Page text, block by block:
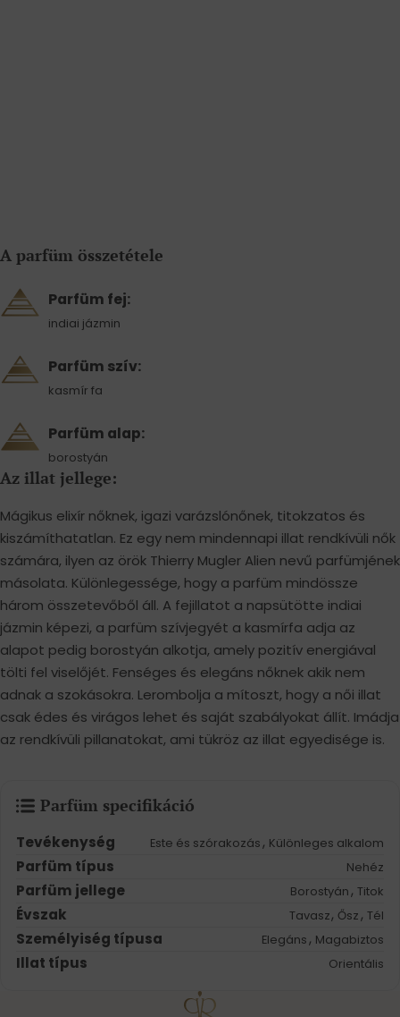
A parfüm összetétele
Parfüm fej:
indiai jázmin
Parfüm szív:
kasmír fa
Parfüm alap:
borostyán
Az illat jellege:
Mágikus elixír nőknek, igazi varázslónőnek, titokzatos és
kiszámíthatatlan. Ez egy nem mindennapi illat rendkívüli nők
számára, ilyen az örök Thierry Mugler Alien nevű parfümjének
másolata. Különlegessége, hogy a parfüm mindössze
három összetevőből áll. A fejillatot a napsütötte indiai
jázmin képezi, a parfüm szívjegyét a kasmírfa adja az
alapot pedig borostyán alkotja, amely pozitív energiával
tölti fel viselőjét. Fenséges és elegáns nőknek akik nem
adnak a szokásokra. Lerombolja a mítoszt, hogy a női illat
csak édes és virágos lehet és saját szabályokat állít. Imádja
az rendkívüli pillanatokat, ami tükröz az illat egyedisége is.
Parfüm specifikáció
Tevékenység Este és szórakozás , Különleges alkalom
Parfüm típus Nehéz
Parfüm jellege Borostyán , Titok
Évszak Tavasz, Ősz , Tél
Személyiség típusa Elegáns , Magabiztos
Illat típus Orientális